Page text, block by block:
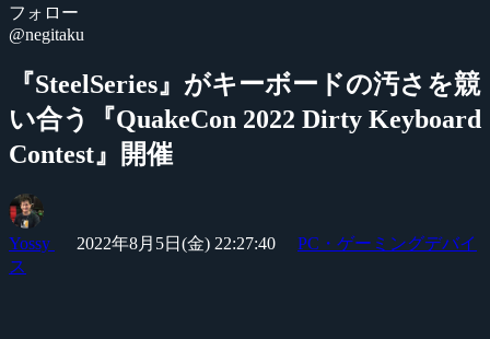
フォロー
@negitaku
『SteelSeries』がキーボードの汚さを競
い合う『QuakeCon 2022 Dirty Keyboard
Contest』開催
Yossy 2022年8月5日(金) 22:27:40
PC・ゲーミングデバイ
ス